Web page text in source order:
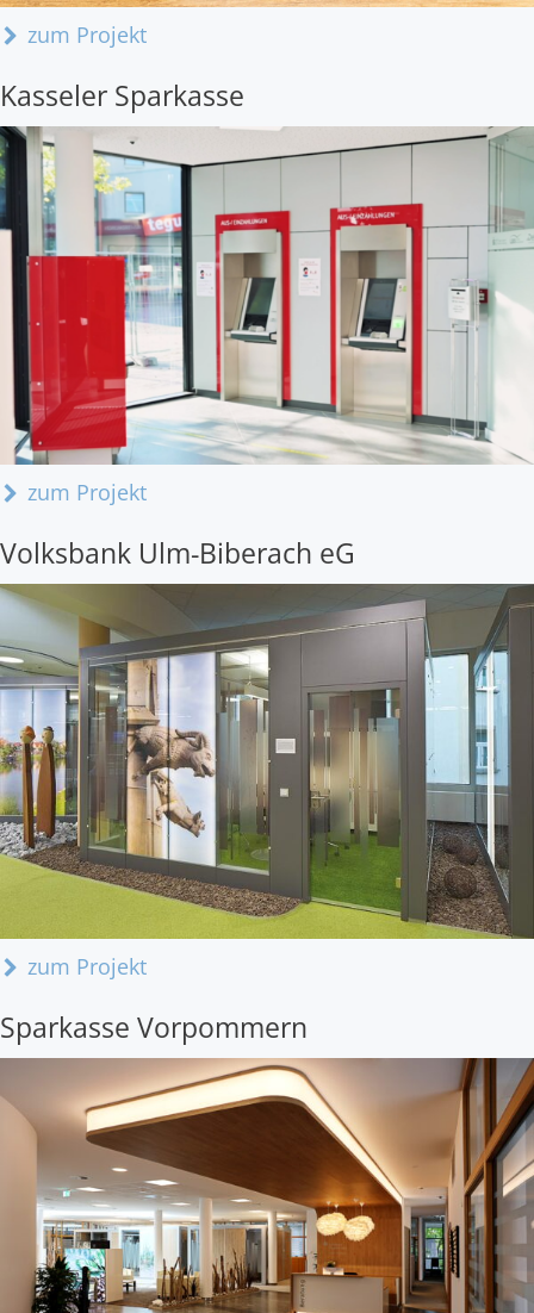
zum Projekt
Kasseler Sparkasse
zum Projekt
Volksbank Ulm-Biberach eG
zum Projekt
Sparkasse Vorpommern